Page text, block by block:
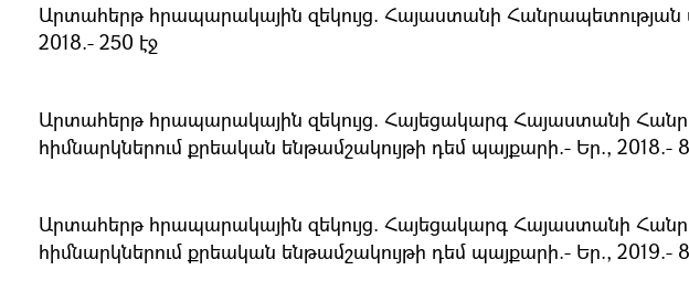
Արտահերթ հրապարակային զեկույց. Հայաստանի Հանրապետության
2018.- 250 էջ
Արտահերթ հրապարակային զեկույց. Հայեցակարգ Հայաստանի
հիմնարկներում քրեական ենթամշակույթի դեմ պայքարի.- Եր., 2018.-
Արտահերթ հրապարակային զեկույց. Հայեցակարգ Հայաստանի
հիմնարկներում քրեական ենթամշակույթի դեմ պայքարի.- Եր., 2019.-